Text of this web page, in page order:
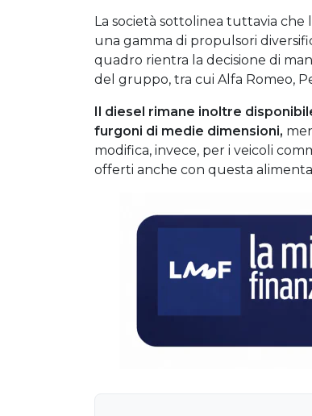
La società sottolinea tuttavia che
una gamma di propulsori
quadro rientra la decisione di
del gruppo, tra cui Alfa Romeo,
Il diesel rimane inoltre
furgoni di medie dimensioni,
modifica, invece, per i veicoli
offerti anche con questa